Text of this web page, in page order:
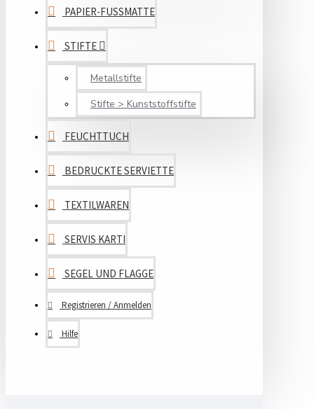
PAPIER-FUSSMATTE
STIFTE
Metallstifte
Stifte > Kunststoffstifte
FEUCHTTUCH
BEDRUCKTE SERVIETTE
TEXTILWAREN
SERVIS KARTI
SEGEL UND FLAGGE
Registrieren / Anmelden
Hilfe